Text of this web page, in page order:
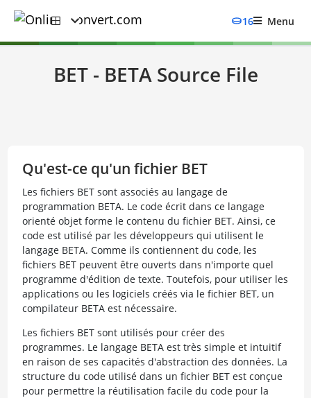
16 Menu
BET - BETA Source File
Qu'est-ce qu'un fichier BET
Les fichiers BET sont associés au langage de
programmation BETA. Le code écrit dans ce langage
orienté objet forme le contenu du fichier BET. Ainsi, ce
code est utilisé par les développeurs qui utilisent le
langage BETA. Comme ils contiennent du code, les
fichiers BET peuvent être ouverts dans n'importe quel
programme d'édition de texte. Toutefois, pour utiliser les
applications ou les logiciels créés via le fichier BET, un
compilateur BETA est nécessaire.
Les fichiers BET sont utilisés pour créer des
programmes. Le langage BETA est très simple et intuitif
en raison de ses capacités d'abstraction des données. La
structure du code utilisé dans un fichier BET est conçue
pour permettre la réutilisation facile du code pour la